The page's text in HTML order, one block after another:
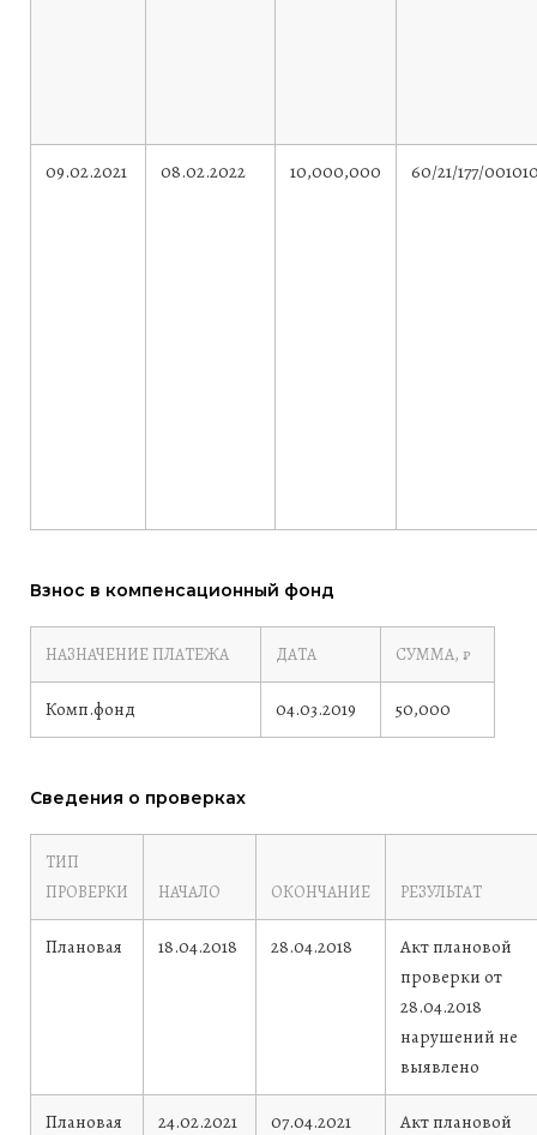
09.02.2021 08.02.2022 10,000,000 60/21/177/
Взнос в компенсационный фонд
НАЗНАЧЕНИЕ ПЛАТЕЖА ДАТА СУММА, ₽
Комп.фонд 04.03.2019 50,000
Сведения о проверках
ТИП
ПРОВЕРКИ
НАЧАЛО ОКОНЧАНИЕ РЕЗУЛЬТАТ
Плановая 18.04.2018 28.04.2018
Акт плановой
проверки от
28.04.2018
нарушений не
выявлено
Плановая 24.02.2021 07.04.2021
Акт плановой